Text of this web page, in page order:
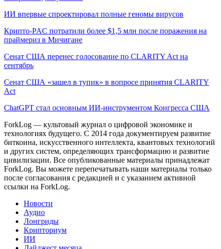
ИИ впервые спроектировал полные геномы вирусов
Крипто-PAC потратили более $1,5 млн после поражения на
праймериз в Мичигане
Сенат США перенес голосование по CLARITY Act на
сентябрь
Сенат США «зашел в тупик» в вопросе принятия CLARITY
Act
ChatGPT стал основным ИИ-инструментом Конгресса США
ForkLog — культовый журнал о цифровой экономике и
технологиях будущего. С 2014 года документируем развитие
биткоина, искусственного интеллекта, квантовых технологий
и других систем, определяющих трансформацию и развитие
цивилизации. Все опубликованные материалы принадлежат
ForkLog. Вы можете перепечатывать наши материалы только
после согласования с редакцией и с указанием активной
ссылки на ForkLog.
Новости
Аудио
Лонгриды
Крипториум
ИИ